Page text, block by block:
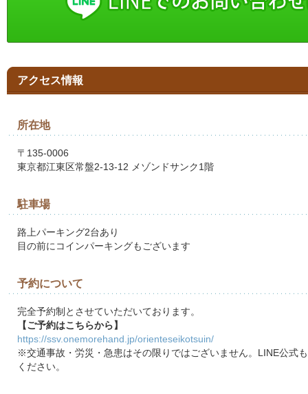
アクセス情報
所在地
〒135-0006
東京都江東区常盤2-13-12 メゾンドサンク1階
駐車場
路上パーキング2台あり
目の前にコインパーキングもございます
予約について
完全予約制とさせていただいております。
【ご予約はこちらから】
https://ssv.onemorehand.jp/orienteseikotsuin/
※交通事故・労災・急患はその限りではございません。LINE公式
ください。